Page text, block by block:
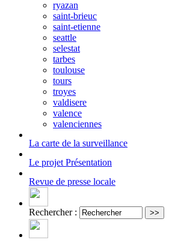
ryazan
saint-brieuc
saint-etienne
seattle
selestat
tarbes
toulouse
tours
troyes
valdisere
valence
valenciennes
La carte de la surveillance
Le projet Présentation
Revue de presse locale
Rechercher :